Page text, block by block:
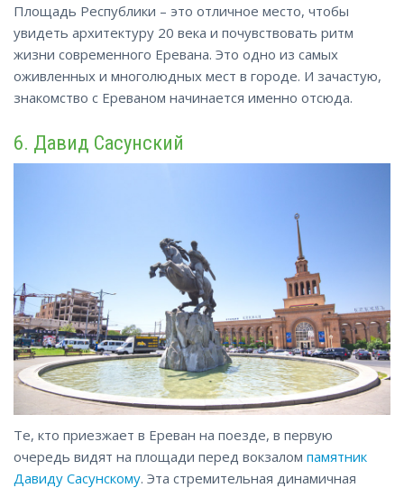
Площадь Республики – это отличное место, чтобы
увидеть архитектуру 20 века и почувствовать ритм
жизни современного Еревана. Это одно из самых
оживленных и многолюдных мест в городе. И зачастую,
знакомство с Ереваном начинается именно отсюда.
6. Давид Сасунский
Те, кто приезжает в Ереван на поезде, в первую
очередь видят на площади перед вокзалом памятник
Давиду Сасунскому. Эта стремительная динамичная